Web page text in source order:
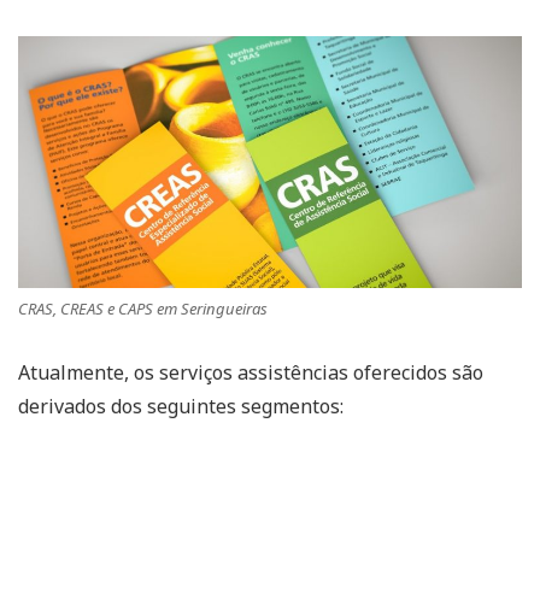
CRAS, CREAS e CAPS em Seringueiras
Atualmente, os serviços assistências oferecidos são
derivados dos seguintes segmentos: